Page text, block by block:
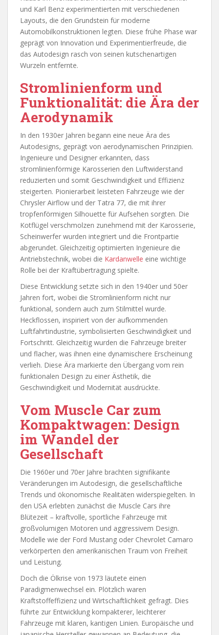
und Karl Benz experimentierten mit verschiedenen
Layouts, die den Grundstein für moderne
Automobilkonstruktionen legten. Diese frühe Phase war
geprägt von Innovation und Experimentierfreude, die
das Autodesign rasch von seinen kutschenartigen
Wurzeln entfernte.
Stromlinienform und
Funktionalität: die Ära der
Aerodynamik
In den 1930er Jahren begann eine neue Ära des
Autodesigns, geprägt von aerodynamischen Prinzipien.
Ingenieure und Designer erkannten, dass
stromlinienförmige Karosserien den Luftwiderstand
reduzierten und somit Geschwindigkeit und Effizienz
steigerten. Pionierarbeit leisteten Fahrzeuge wie der
Chrysler Airflow und der Tatra 77, die mit ihrer
tropfenförmigen Silhouette für Aufsehen sorgten. Die
Kotflügel verschmolzen zunehmend mit der Karosserie,
Scheinwerfer wurden integriert und die Frontpartie
abgerundet. Gleichzeitig optimierten Ingenieure die
Antriebstechnik, wobei die Kardanwelle eine wichtige
Rolle bei der Kraftübertragung spielte.
Diese Entwicklung setzte sich in den 1940er und 50er
Jahren fort, wobei die Stromlinienform nicht nur
funktional, sondern auch zum Stilmittel wurde.
Heckflossen, inspiriert von der aufkommenden
Luftfahrtindustrie, symbolisierten Geschwindigkeit und
Fortschritt. Gleichzeitig wurden die Fahrzeuge breiter
und flacher, was ihnen eine dynamischere Erscheinung
verlieh. Diese Ära markierte den Übergang vom rein
funktionalen Design zu einer Ästhetik, die
Geschwindigkeit und Modernität ausdrückte.
Vom Muscle Car zum
Kompaktwagen: Design
im Wandel der
Gesellschaft
Die 1960er und 70er Jahre brachten signifikante
Veränderungen im Autodesign, die gesellschaftliche
Trends und ökonomische Realitäten widerspiegelten. In
den USA erlebten zunächst die Muscle Cars ihre
Blütezeit – kraftvolle, sportliche Fahrzeuge mit
großvolumigen Motoren und aggressivem Design.
Modelle wie der Ford Mustang oder Chevrolet Camaro
verkörperten den amerikanischen Traum von Freiheit
und Leistung.
Doch die Ölkrise von 1973 läutete einen
Paradigmenwechsel ein. Plötzlich waren
Kraftstoffeffizienz und Wirtschaftlichkeit gefragt. Dies
führte zur Entwicklung kompakterer, leichterer
Fahrzeuge mit klaren, kantigen Linien. Europäische und